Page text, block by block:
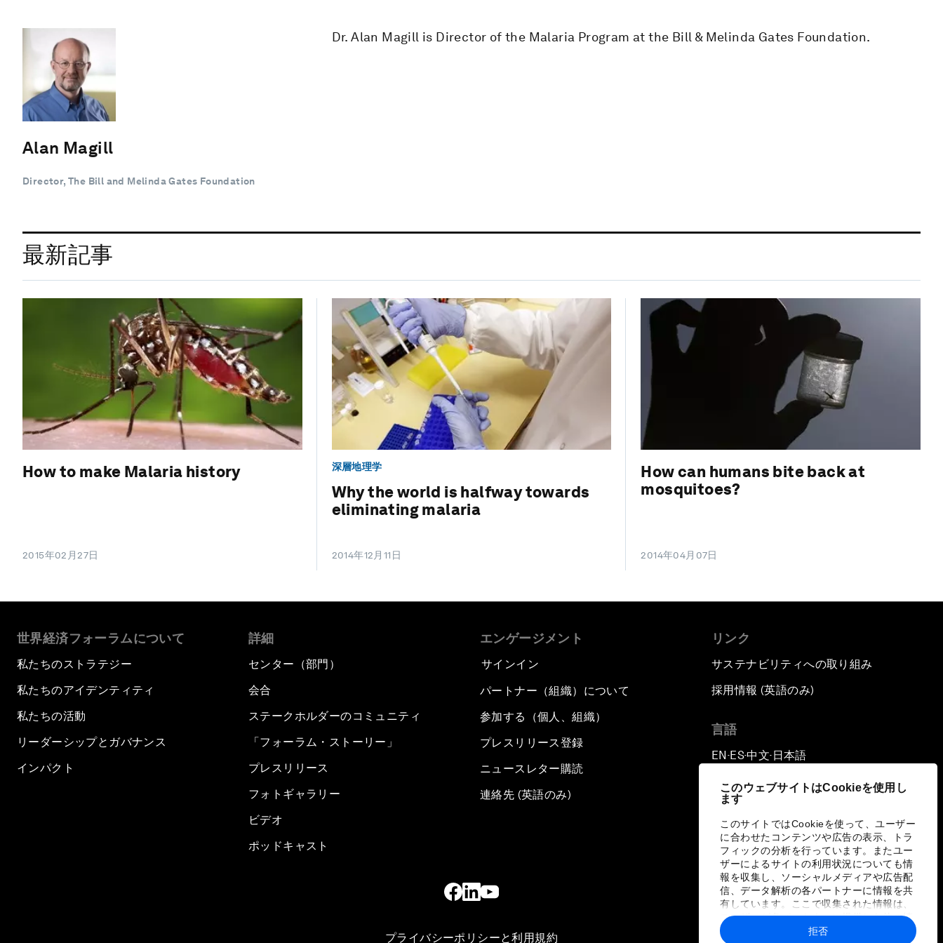
このウェブサイトはCookieを使用し
ます
このサイトではCookieを使って、ユーザー
に合わせたコンテンツや広告の表示、トラ
フィックの分析を行っています。またユー
ザーによるサイトの利用状況についても情
報を収集し、ソーシャルメディアや広告配
信、データ解析の各パートナーに情報を共
有しています。ここで収集された情報は、
ユーザーが各パートナーに提供した他の情
報や各パートナーのサービスを使用した際
拒否
Alan Magill
Director, The Bill and Melinda Gates Foundation
Dr. Alan Magill is Director of the Malaria Program at the Bill & Melinda Gates Foundation.
最新記事
How to make Malaria history
2015年02月27日
深層地理学
Why the world is halfway towards
eliminating malaria
2014年12月11日
How can humans bite back at
mosquitoes?
2014年04月07日
世界経済フォーラムについて
私たちのストラテジー
私たちのアイデンティティ
私たちの活動
リーダーシップとガバナンス
インパクト
詳細
センター（部門）
会合
ステークホルダーのコミュニティ
「フォーラム・ストーリー」
プレスリリース
フォトギャラリー
ビデオ
ポッドキャスト
エンゲージメント
サインイン
パートナー（組織）について
参加する（個人、組織）
プレスリリース登録
ニュースレター購読
連絡先 (英語のみ)
リンク
サステナビリティへの取り組み
採用情報 (英語のみ)
言語
EN ▪ ES▪中文▪ 日本語
プライバシーポリシーと利用規約